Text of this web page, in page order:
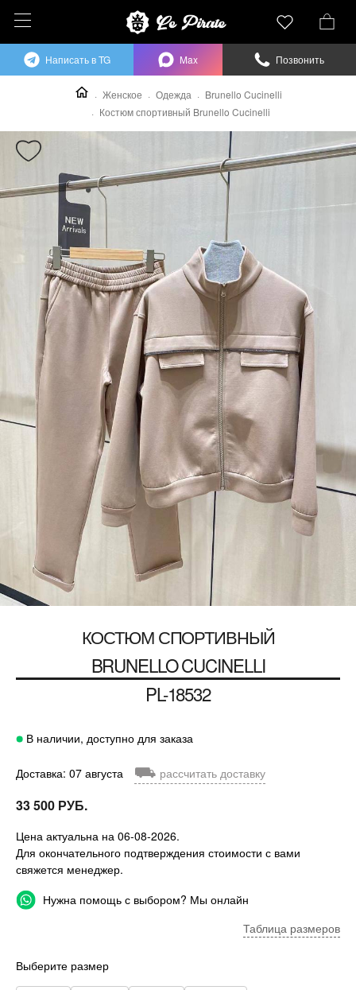
Женское Одежда
Brunello Cucinelli
Костюм спортивный Brunello Cucinelli
КОСТЮМ СПОРТИВНЫЙ
BRUNELLO CUCINELLI
PL-18532
В наличии, доступно для заказа
Доставка: 07 августа ⛟ рассчитать доставку
33 500 РУБ.
Цена актуальна на 06-08-2026.
Для окончательного подтверждения стоимости с вами
свяжется менеджер.
Нужна помощь с выбором? Мы онлайн
Таблица размеров
Выберите размер
Написать в TG Max Позвонить